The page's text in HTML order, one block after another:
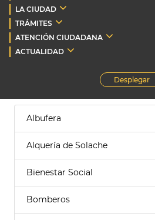
LA CIUDAD
TRÁMITES
ATENCIÓN CIUDADANA
ACTUALIDAD
Desplegar
Albufera
Alquería de Solache
Bienestar Social
Bomberos